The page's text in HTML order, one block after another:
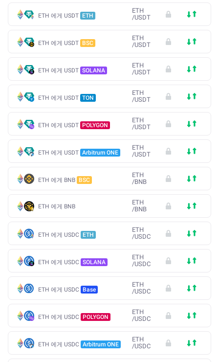
ETH 에게 USDT ETH
ETH
/USDT
ETH 에게 USDT BSC
ETH
/USDT
ETH 에게 USDT SOLANA
ETH
/USDT
ETH 에게 USDT TON
ETH
/USDT
ETH 에게 USDT POLYGON
ETH
/USDT
ETH 에게 USDT Arbitrum ONE
ETH
/USDT
ETH 에게 BNB BSC
ETH
/BNB
ETH 에게 BNB
ETH
/BNB
ETH 에게 USDC ETH
ETH
/USDC
ETH 에게 USDC SOLANA
ETH
/USDC
ETH 에게 USDC Base
ETH
/USDC
ETH 에게 USDC POLYGON
ETH
/USDC
ETH 에게 USDC Arbitrum ONE
ETH
/USDC